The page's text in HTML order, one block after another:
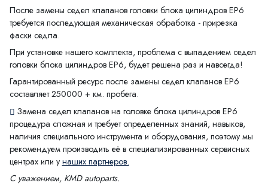
После замены седел клапанов головки блока цилиндров EP6
требуется последующая механическая обработка - прирезка
фаски седла.
При установке нашего комплекта, проблема с выпадением седел
головки блока цилиндров EP6, будет решена раз и навсегда!
Гарантированный ресурс после замены седел клапанов EP6
составляет 250000 + км. пробега.
Замена седел клапанов на головке блока цилиндров EP6
процедура сложная и требует определенных знаний, навыков,
наличия специального инструмента и оборудования, поэтому мы
рекомендуем производить её в специализированных сервисных
центрах или унаших партнеров.
С уважением, KMD autoparts.